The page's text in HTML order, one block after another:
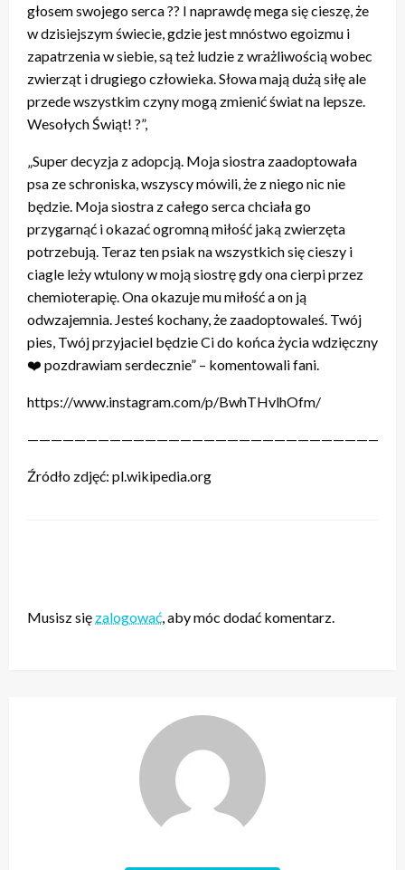
głosem swojego serca ?? I naprawdę mega się cieszę, że
w dzisiejszym świecie, gdzie jest mnóstwo egoizmu i
zapatrzenia w siebie, są też ludzie z wrażliwością wobec
zwierząt i drugiego człowieka. Słowa mają dużą siłę ale
przede wszystkim czyny mogą zmienić świat na lepsze.
Wesołych Świąt! ?”,
„Super decyzja z adopcją. Moja siostra zaadoptowała
psa ze schroniska, wszyscy mówili, że z niego nic nie
będzie. Moja siostra z całego serca chciała go
przygarnąć i okazać ogromną miłość jaką zwierzęta
potrzebują. Teraz ten psiak na wszystkich się cieszy i
ciagle leży wtulony w moją siostrę gdy ona cierpi przez
chemioterapię. Ona okazuje mu miłość a on ją
odwzajemnia. Jesteś kochany, że zaadoptowaleś. Twój
pies, Twój przyjaciel będzie Ci do końca życia wdzięczny
❤️ pozdrawiam serdecznie” – komentowali fani.
https://www.instagram.com/p/BwhTHvlhOfm/
Źródło zdjęć: pl.wikipedia.org
Musisz się zalogować, aby móc dodać komentarz.